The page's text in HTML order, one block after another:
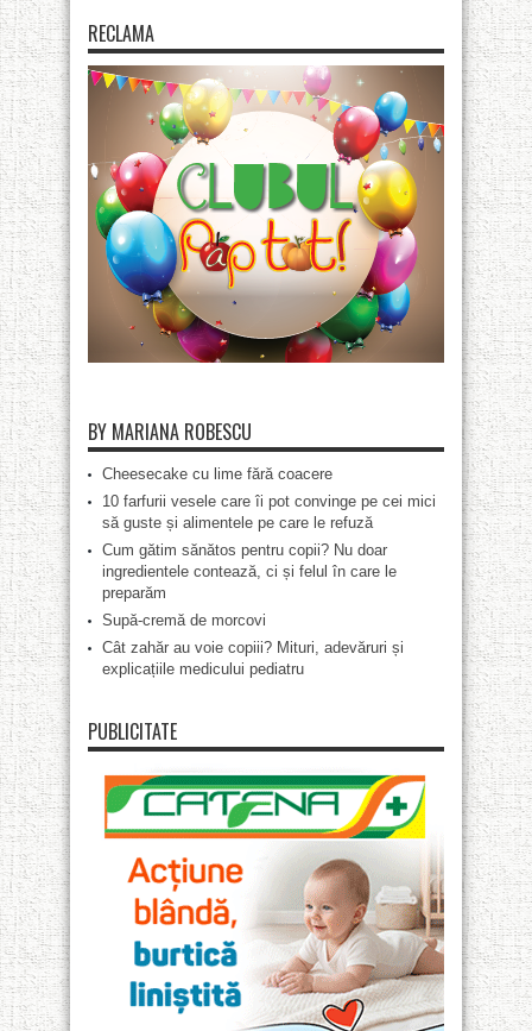
RECLAMA
BY MARIANA ROBESCU
Cheesecake cu lime fără coacere
10 farfurii vesele care îi pot convinge pe cei mici
să guste și alimentele pe care le refuză
Cum gătim sănătos pentru copii? Nu doar
ingredientele contează, ci și felul în care le
preparăm
Supă-cremă de morcovi
Cât zahăr au voie copiii? Mituri, adevăruri și
explicațiile medicului pediatru
PUBLICITATE